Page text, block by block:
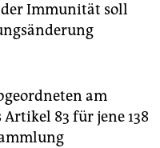
der Immunität soll
am
83 für jene 138